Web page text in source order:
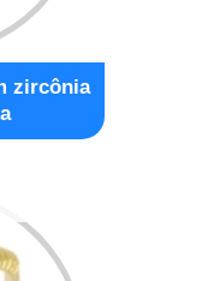
zircônia